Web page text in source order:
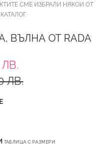
СМЕ ИЗБРАЛИ НЯКОИ ОТ
ВЪЛНА ОТ RADA
ЛВ.
ЛВ.
ТАБЛИЦА С РАЗМЕРИ